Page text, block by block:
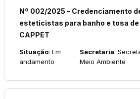
Nº 002/2025 - Credenciamento
esteticistas para banho e tosa
CAPPET
Situação: Em
andamento
Secretaria:
Meio Ambiente